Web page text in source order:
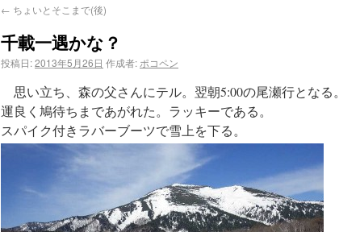
← ちょいとそこまで(後)
千載一遇かな？
投稿日:2013年5月26日 作成者: ポコペン
思い立ち、森の父さんにテル。翌朝5:00の尾瀬行となる。
運良く鳩待ちまであがれた。ラッキーである。
スパイク付きラバーブーツで雪上を下る。